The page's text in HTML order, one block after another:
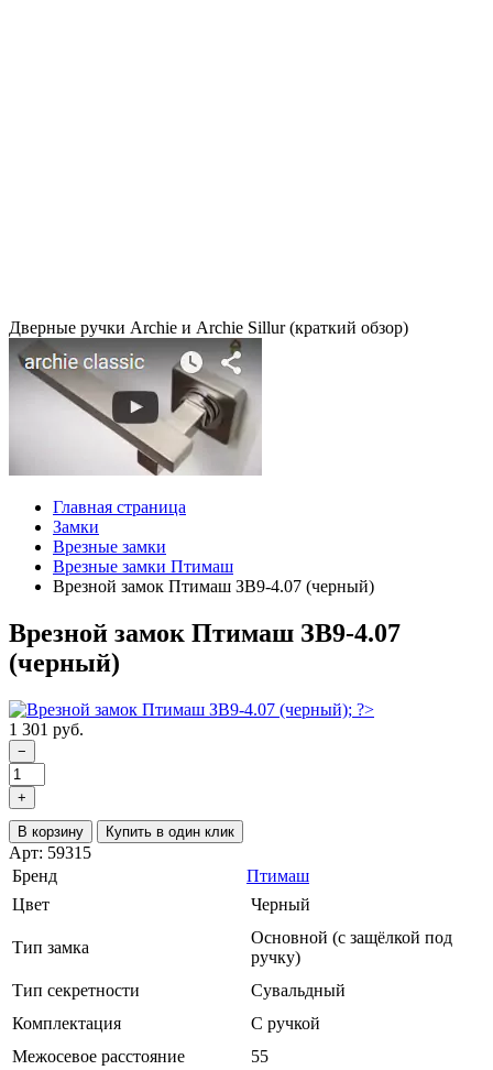
Дверные ручки Archie и Archie Sillur (краткий обзор)
Главная страница
Замки
Врезные замки
Врезные замки Птимаш
Врезной замок Птимаш ЗВ9-4.07 (черный)
Врезной замок Птимаш ЗВ9-4.07
(черный)
1 301 руб.
−
+
В корзину Купить в один клик
Арт: 59315
Бренд
Птимаш
Цвет
Черный
Тип замка
Основной (с защёлкой под
ручку)
Тип секретности
Сувальдный
Комплектация
С ручкой
Межосевое расстояние
55